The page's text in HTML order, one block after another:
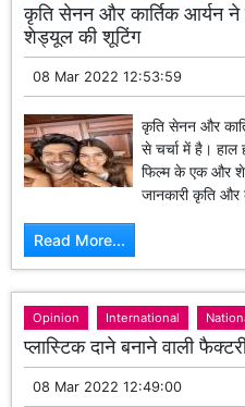
कृति सेनन और कार्तिक आर्यन
शेड्यूल की शूटिंग
08 Mar 2022 12:53:59
कृति सेनन और
से चर्चा में है। हाल
फिल्म के एक और
जानकारी कृति और
Read More...
Opinion International
प्लास्टिक दाने बनाने वाली
08 Mar 2022 12:49:00